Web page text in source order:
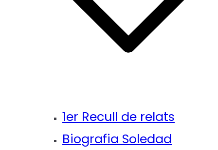
1er Recull de relats
Biografia Soledad